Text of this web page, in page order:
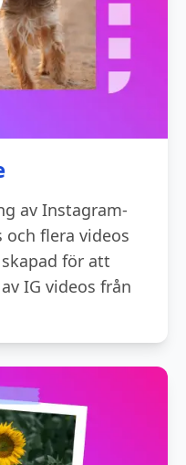
av Instagram-
flera videos
för att
IG videos från